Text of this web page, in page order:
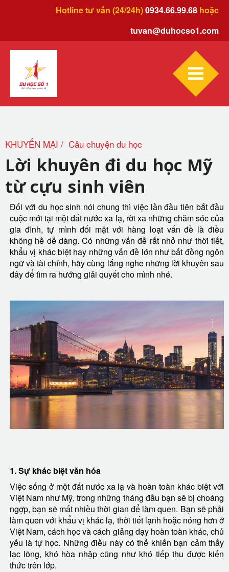
Hotline tư vấn (24/24h)0934.66.99.68 hoặc
tuvan@duhocso1.com
KHUYẾN MẠI Câu chuyện du học
Lời khuyên đi du học Mỹ
từ cựu sinh viên
Đối với du học sinh nói chung thì việc lần đầu tiên bắt đầu
cuộc mới tại một đất nước xa lạ, rời xa những chăm sóc của
gia đình, tự mình đối mặt với hàng loạt vấn đề là điều
không hề dễ dàng. Có những vấn đề rất nhỏ như thời tiết,
khẩu vị khác biệt hay những vấn đề lớn như bất đồng ngôn
ngữ và tài chính, hãy cùng lắng nghe những lời khuyên sau
đây để tìm ra hướng giải quyết cho mình nhé.
1. Sự khác biệt văn hóa
Việc sống ở một đất nước xa lạ và hoàn toàn khác biệt với
Việt Nam như Mỹ, trong những tháng đầu bạn sẽ bị choáng
ngợp, bạn sẽ mất nhiều thời gian để làm quen. Bạn sẽ phải
làm quen với khẩu vị khác lạ, thời tiết lạnh hoặc nóng hơn ở
Việt Nam, cách học và cách giảng dạy hoàn toàn khác, chủ
yếu là tự học. Những điều này có thể khiến bạn cảm thấy
lạc lõng, khó hòa nhập cũng như khó tiếp thu được kiến
thức trên lớp.